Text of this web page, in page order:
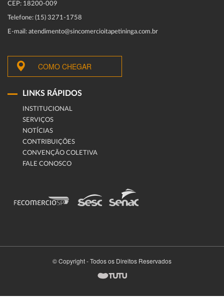
CEP: 18200-009
Telefone: (15) 3271-1758
E-mail: atendimento@sincomercioitapetininga.com.br
COMO CHEGAR
LINKS RÁPIDOS
INSTITUCIONAL
SERVIÇOS
NOTÍCIAS
CONTRIBUIÇÕES
CONVENÇÃO COLETIVA
FALE CONOSCO
© Copyright - Todos os Direitos Reservados